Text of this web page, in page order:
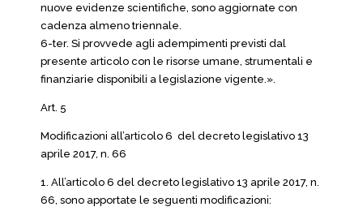
nuove evidenze scientifiche, sono aggiornate con
cadenza almeno triennale.
6-ter. Si provvede agli adempimenti previsti dal
presente articolo con le risorse umane, strumentali e
finanziarie disponibili a legislazione vigente.».
Art. 5
Modificazioni all’articolo 6 del decreto legislativo 13
aprile 2017, n. 66
1. All’articolo 6 del decreto legislativo 13 aprile 2017, n.
66, sono apportate le seguenti modificazioni: